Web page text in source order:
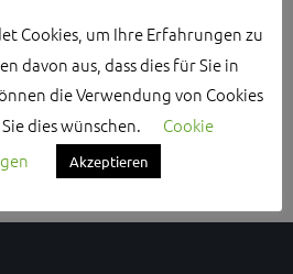
Area
widgets to this widget area.
Cookies, um Ihre Erfahrungen zu
davon aus, dass dies für Sie in
die Verwendung von Cookies
dies wünschen.
Cookie
Akzeptieren